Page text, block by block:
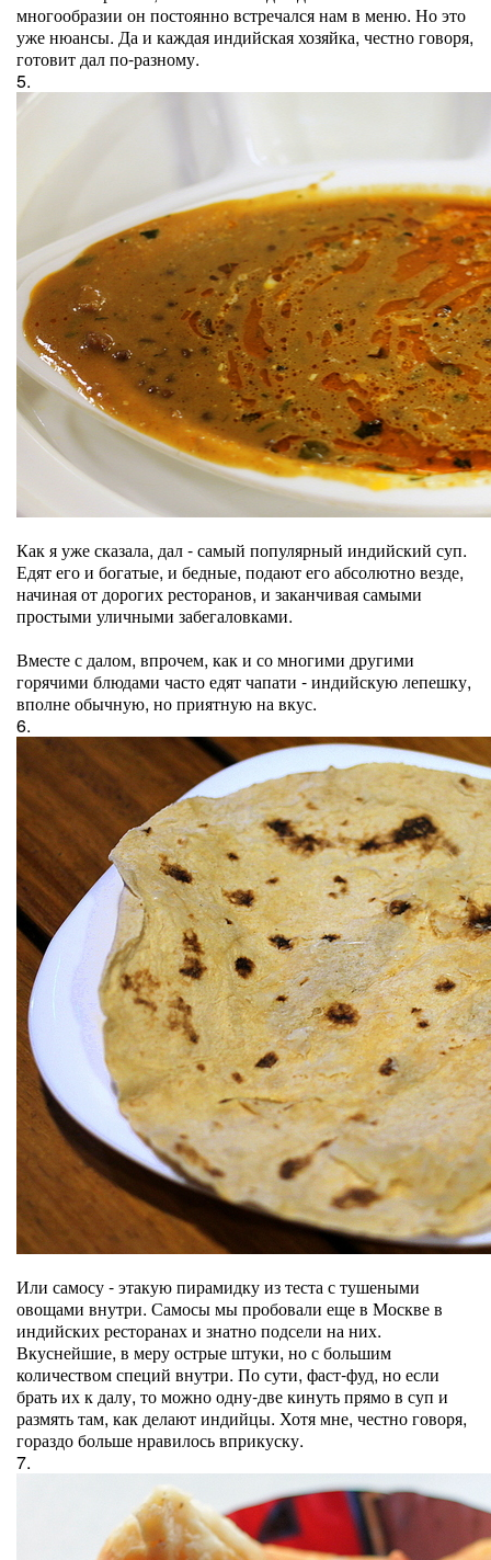
многообразии он постоянно встречался нам в меню. Но это
уже нюансы. Да и каждая индийская хозяйка, честно говоря,
готовит дал по-разному.
5.
Как я уже сказала, дал - самый популярный индийский суп.
Едят его и богатые, и бедные, подают его абсолютно везде,
начиная от дорогих ресторанов, и заканчивая самыми
простыми уличными забегаловками.
Вместе с далом, впрочем, как и со многими другими
горячими блюдами часто едят чапати - индийскую лепешку,
вполне обычную, но приятную на вкус.
6.
Или самосу - этакую пирамидку из теста с тушеными
овощами внутри. Самосы мы пробовали еще в Москве в
индийских ресторанах и знатно подсели на них.
Вкуснейшие, в меру острые штуки, но с большим
количеством специй внутри. По сути, фаст-фуд, но если
брать их к далу, то можно одну-две кинуть прямо в суп и
размять там, как делают индийцы. Хотя мне, честно говоря,
гораздо больше нравилось вприкуску.
7.